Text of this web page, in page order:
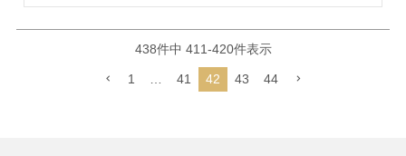
438件中 411-420件表示
1 41 42 43 44